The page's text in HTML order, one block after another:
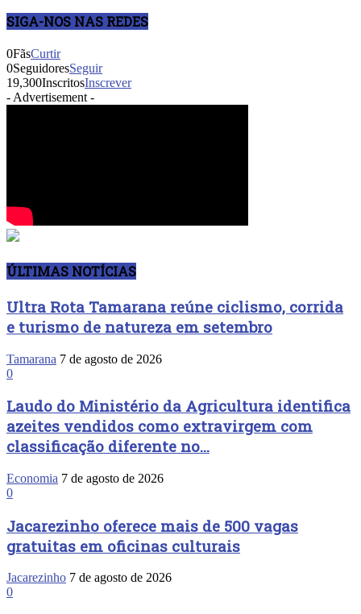
SIGA-NOS NAS REDES
0FãsCurtir
0SeguidoresSeguir
19,300InscritosInscrever
- Advertisement -
ÚLTIMAS NOTÍCIAS
Ultra Rota Tamarana reúne ciclismo, corrida
e turismo de natureza em setembro
Tamarana 7 de agosto de 2026
0
Laudo do Ministério da Agricultura identifica
azeites vendidos como extravirgem com
classificação diferente no...
Economia 7 de agosto de 2026
0
Jacarezinho oferece mais de 500 vagas
gratuitas em oficinas culturais
Jacarezinho 7 de agosto de 2026
0